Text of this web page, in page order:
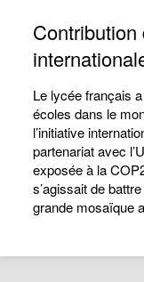
Contribution
Le lycée français
écoles dans le
l’initiative
partenariat avec
exposée à la
s’agissait de
grande mosaïque